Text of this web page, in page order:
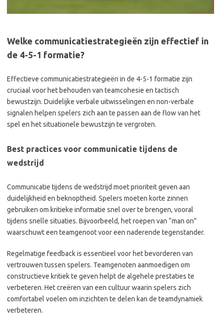
Welke communicatiestrategieën zijn effectief in
de 4-5-1 formatie?
Effectieve communicatiestrategieën in de 4-5-1 formatie zijn
cruciaal voor het behouden van teamcohesie en tactisch
bewustzijn. Duidelijke verbale uitwisselingen en non-verbale
signalen helpen spelers zich aan te passen aan de flow van het
spel en het situationele bewustzijn te vergroten.
Best practices voor communicatie tijdens de
wedstrijd
Communicatie tijdens de wedstrijd moet prioriteit geven aan
duidelijkheid en beknoptheid. Spelers moeten korte zinnen
gebruiken om kritieke informatie snel over te brengen, vooral
tijdens snelle situaties. Bijvoorbeeld, het roepen van “man on”
waarschuwt een teamgenoot voor een naderende tegenstander.
Regelmatige feedback is essentieel voor het bevorderen van
vertrouwen tussen spelers. Teamgenoten aanmoedigen om
constructieve kritiek te geven helpt de algehele prestaties te
verbeteren. Het creëren van een cultuur waarin spelers zich
comfortabel voelen om inzichten te delen kan de teamdynamiek
verbeteren.